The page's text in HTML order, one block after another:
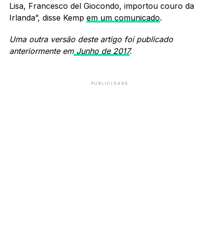
Lisa, Francesco del Giocondo, importou couro da
Irlanda”, disse Kemp em um comunicado.
Uma outra versão deste artigo foi publicado
anteriormente emJunho de 2017.
PUBLICIDADE